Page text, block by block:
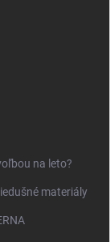
na leto?
materiály